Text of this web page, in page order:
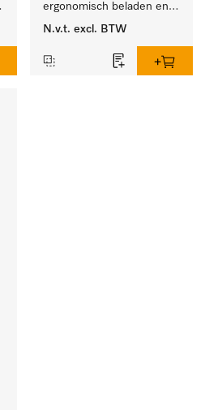
ergonomisch beladen en
legen van de wasmachine
N.v.t. excl. BTW